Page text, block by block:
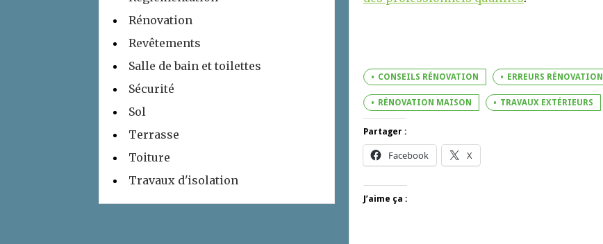
CONSEILS RÉNOVATION ERREURS RÉNOVATION
RÉNOVATION MAISON TRAVAUX EXTÉRIEURS
Partager :
Facebook X
J’aime ça :
Rénovation
Revêtements
Salle de bain et toilettes
Sécurité
Sol
Terrasse
Toiture
Travaux d'isolation